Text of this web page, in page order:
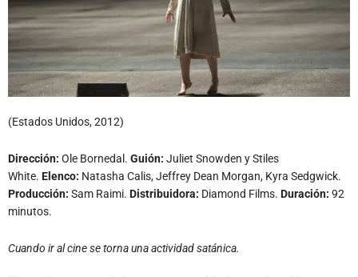
(Estados Unidos, 2012)
Dirección: Ole Bornedal. Guión: Juliet Snowden y Stiles
White. Elenco: Natasha Calis, Jeffrey Dean Morgan, Kyra Sedgwick.
Producción: Sam Raimi. Distribuidora: Diamond Films. Duración: 92
minutos.
Cuando ir al cine se torna una actividad satánica.